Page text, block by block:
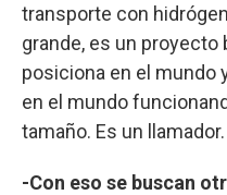
transporte con
grande, es un proyecto
posiciona en el mundo
en el mundo
tamaño. Es un llamador.
-Con eso se buscan